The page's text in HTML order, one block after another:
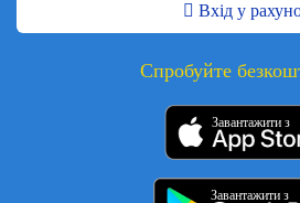
Вхід у
Спробуйте
Завантажити з
Завантажити з